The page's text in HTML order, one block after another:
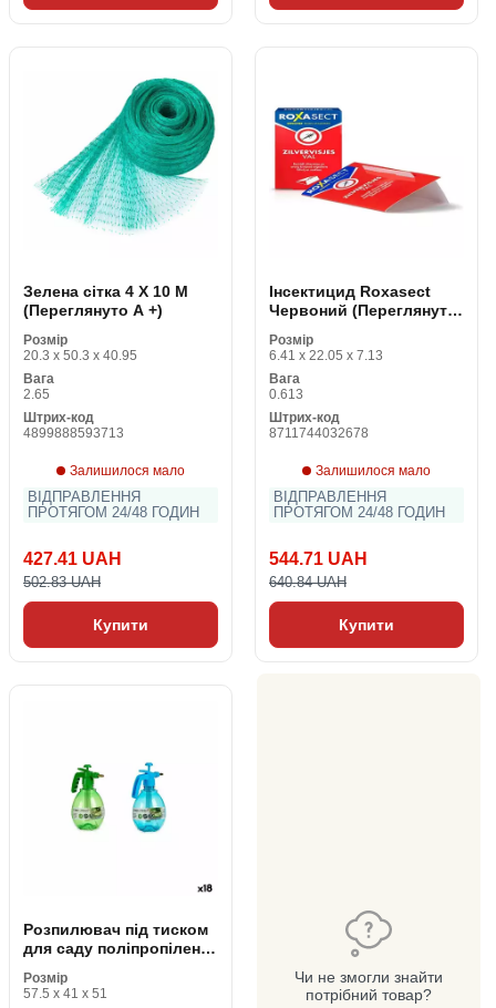
Зелена сітка 4 X 10 M
(Переглянуто A +)
Розмір
20.3 x 50.3 x 40.95
Вага
2.65
Штрих-код
4899888593713
Залишилося мало
ВІДПРАВЛЕННЯ
ПРОТЯГОМ 24/48 ГОДИН
427.41 UAH
502.83 UAH
Купити
Інсектицид Roxasect
Червоний (Переглянуто
Розмір
6.41 x 22.05 x 7.13
Вага
0.613
Штрих-код
8711744032678
Залишилося мало
ВІДПРАВЛЕННЯ
ПРОТЯГОМ 24/48 ГОДИН
544.71 UAH
640.84 UAH
Купити
Розпилювач під тиском
для саду поліпропілен
Розмір
57.5 x 41 x 51
Чи не змогли знайти
потрібний товар?